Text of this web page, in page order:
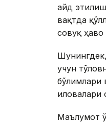
Қайд
вақтда
совуқ
учун
бўлимлари
Маълумот